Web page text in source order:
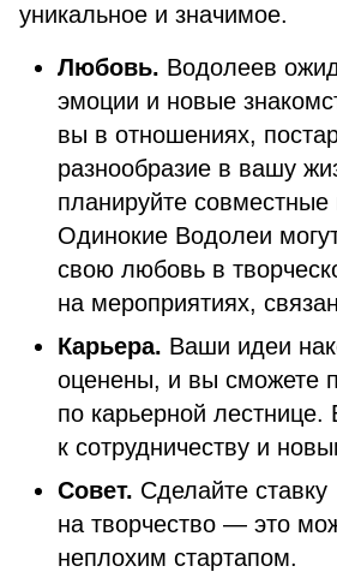
уникальное и значимое.
Любовь. Водолеев
эмоции и новые
вы в отношениях,
разнообразие в вашу
планируйте
Одинокие Водолеи
свою любовь в
на мероприятиях,
Карьера. Ваши идеи
оценены, и вы сможете
по карьерной лестнице.
к сотрудничеству и
Совет. Сделайте ставку
на творчество — это
неплохим стартапом.